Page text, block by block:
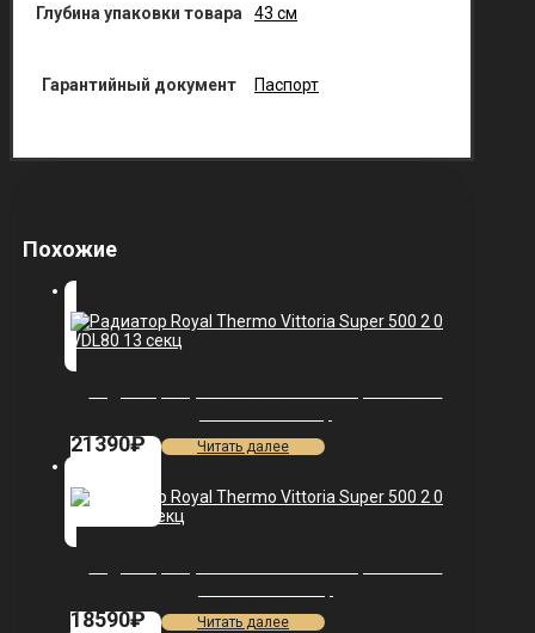
Глубина упаковки товара 43 см
Гарантийный документ Паспорт
Похожие
21390₽ Читать далее
18590₽ Читать далее